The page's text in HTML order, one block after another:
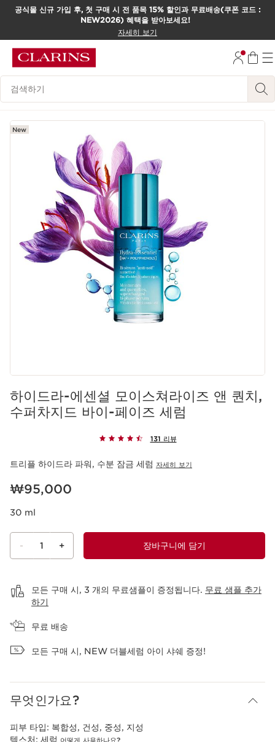
컨텐츠로 이동하기
공식몰 신규 가입 후, 첫 구매 시 전 품목 15% 할인과 무료배송(쿠폰 코드 :
NEW2026) 혜택을 받아보세요!
자세히 보기
범례 검색하기
New
하이드라-에센셜 모이스쳐라이즈 앤 퀀치,
수퍼차지드 바이-페이즈 세럼
131 리뷰
트리플 하이드라 파워, 수분 잠금 세럼 자세히 보기
현재 가격 ₩95,000
₩95,000
30 ml
- 1 + 장바구니에 담기
모든 구매 시, 3 개의 무료샘플이 증정됩니다. 무료 샘플 추가
하기
무료 배송
모든 구매 시, NEW 더블세럼 아이 샤쉐 증정!
무엇인가요?
피부 타입: 복합성, 건성, 중성, 지성
텍스처: 세럼